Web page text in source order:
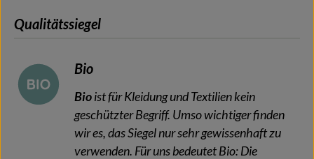
Qualitätssiegel
Bio
Bioist für Kleidung und Textilien kein
geschützter Begriff. Umso wichtiger finden
wir es, das Siegel nur sehr gewissenhaft zu
verwenden. Für uns bedeutet Bio: Die